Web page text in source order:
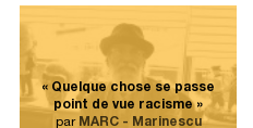
« Quelque chose se passe
point de vue racisme »
par MARC - Marinescu